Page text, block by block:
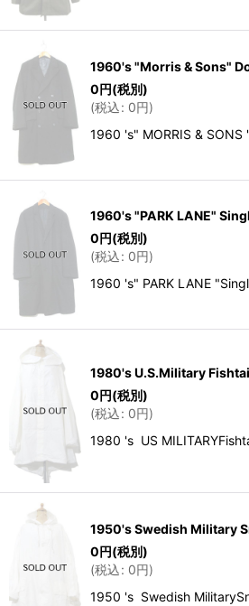
1960's "Morris & Sons"
0円(税別)
(税込: 0円)
1960 's" MORRIS &
1960's "PARK LANE"
0円(税別)
(税込: 0円)
1960 's" PARK LANE
1980's U.S.Military
0円(税別)
(税込: 0円)
1980 's US
1950's Swedish Military
0円(税別)
(税込: 0円)
1950 's Swedish